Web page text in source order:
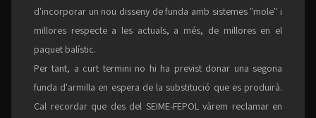
d'incorporar un nou disseny de funda amb sistemes "mole" i
millores respecte a les actuals, a més, de millores en el
paquet balístic.
Per tant, a curt termini no hi ha previst donar una segona
funda d'armilla en espera de la substitució que es produirà.
Cal recordar que des del SEIME-FEPOL vàrem reclamar en